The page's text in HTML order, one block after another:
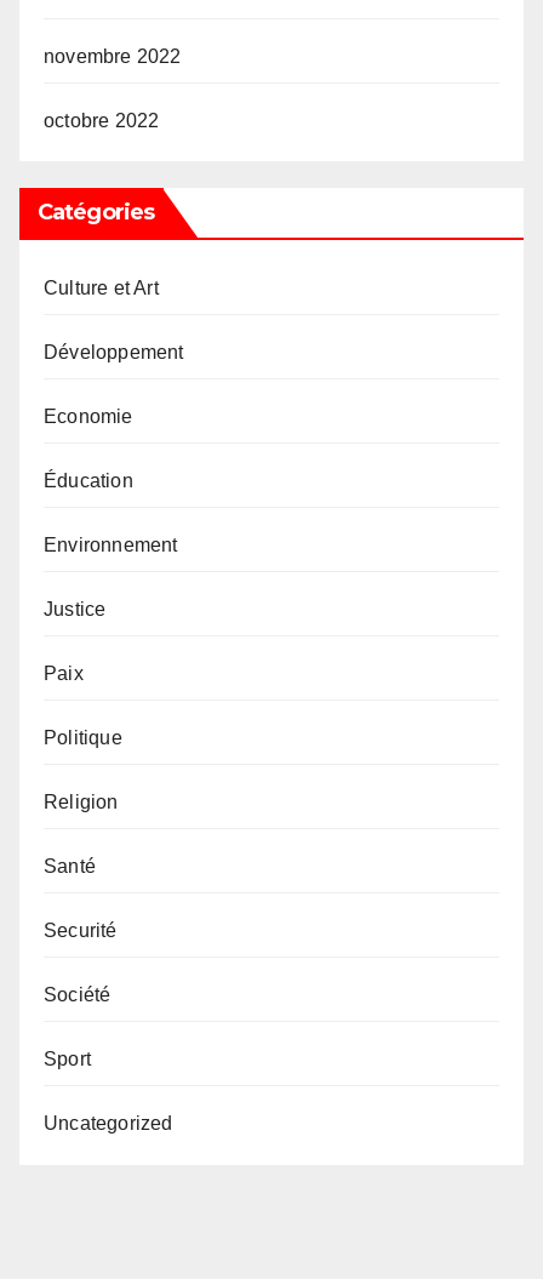
novembre 2022
octobre 2022
Catégories
Culture et Art
Développement
Economie
Éducation
Environnement
Justice
Paix
Politique
Religion
Santé
Securité
Société
Sport
Uncategorized